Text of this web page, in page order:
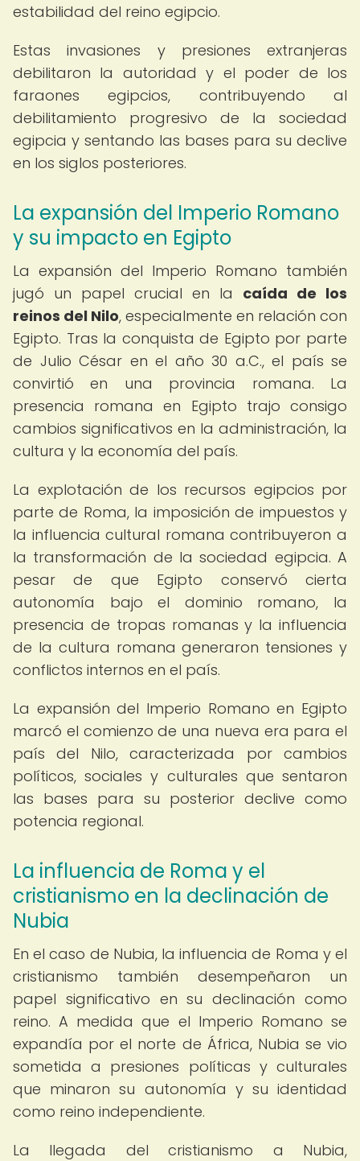
estabilidad del reino egipcio.
Estas invasiones y presiones extranjeras
debilitaron la autoridad y el poder de los
faraones egipcios, contribuyendo al
debilitamiento progresivo de la sociedad
egipcia y sentando las bases para su declive
en los siglos posteriores.
La expansión del Imperio Romano
y su impacto en Egipto
La expansión del Imperio Romano también
jugó un papel crucial en la caída de los
reinos del Nilo, especialmente en relación con
Egipto. Tras la conquista de Egipto por parte
de Julio César en el año 30 a.C., el país se
convirtió en una provincia romana. La
presencia romana en Egipto trajo consigo
cambios significativos en la administración, la
cultura y la economía del país.
La explotación de los recursos egipcios por
parte de Roma, la imposición de impuestos y
la influencia cultural romana contribuyeron a
la transformación de la sociedad egipcia. A
pesar de que Egipto conservó cierta
autonomía bajo el dominio romano, la
presencia de tropas romanas y la influencia
de la cultura romana generaron tensiones y
conflictos internos en el país.
La expansión del Imperio Romano en Egipto
marcó el comienzo de una nueva era para el
país del Nilo, caracterizada por cambios
políticos, sociales y culturales que sentaron
las bases para su posterior declive como
potencia regional.
La influencia de Roma y el
cristianismo en la declinación de
Nubia
En el caso de Nubia, la influencia de Roma y el
cristianismo también desempeñaron un
papel significativo en su declinación como
reino. A medida que el Imperio Romano se
expandía por el norte de África, Nubia se vio
sometida a presiones políticas y culturales
que minaron su autonomía y su identidad
como reino independiente.
La llegada del cristianismo a Nubia,